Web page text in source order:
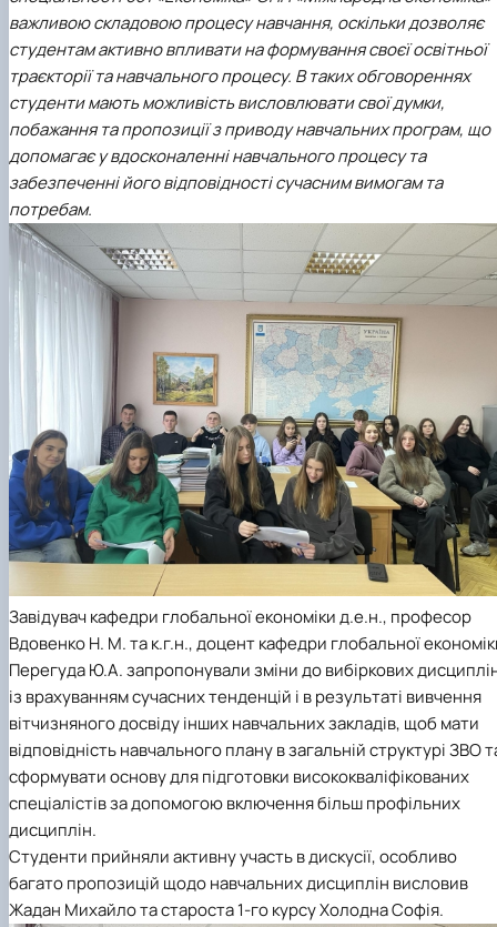
важливою складовою процесу навчання, оскільки дозволяє
студентам активно впливати на формування своєї освітньої
траєкторії та навчального процесу. В таких обговореннях
студенти мають можливість висловлювати свої думки,
побажання та пропозиції з приводу навчальних програм, що
допомагає у вдосконаленні навчального процесу та
забезпеченні його відповідності сучасним вимогам та
потребам.
Завідувач кафедри глобальної економіки д.е.н., професор
Вдовенко Н. М. та к.г.н., доцент кафедри глобальної
Перегуда Ю.А. запропонували зміни до вибіркових
із врахуванням сучасних тенденцій і в результаті вивчення
вітчизняного досвіду інших навчальних закладів, щоб мати
відповідність навчального плану в загальній структурі ЗВО
сформувати основу для підготовки висококваліфікованих
спеціалістів за допомогою включення більш профільних
дисциплін.
Студенти прийняли активну участь в дискусії, особливо
багато пропозицій щодо навчальних дисциплін висловив
Жадан Михайло та староста 1-го курсу Холодна Софія.